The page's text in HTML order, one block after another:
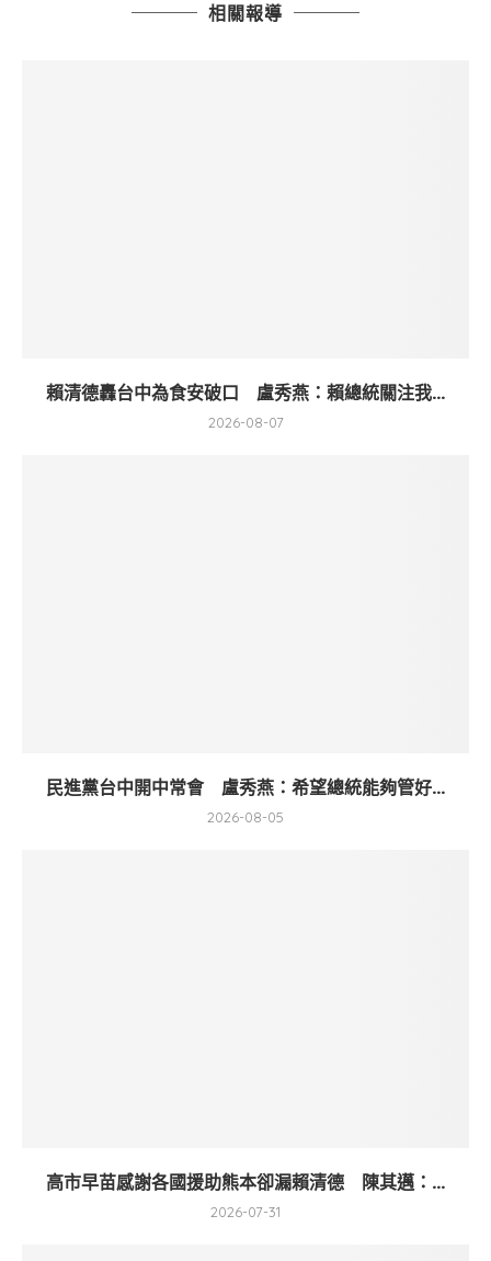
相關報導
賴清德轟台中為食安破口 盧秀燕：賴總統關注我...
2026-08-07
民進黨台中開中常會 盧秀燕：希望總統能夠管好...
2026-08-05
高市早苗感謝各國援助熊本卻漏賴清德 陳其邁：...
2026-07-31